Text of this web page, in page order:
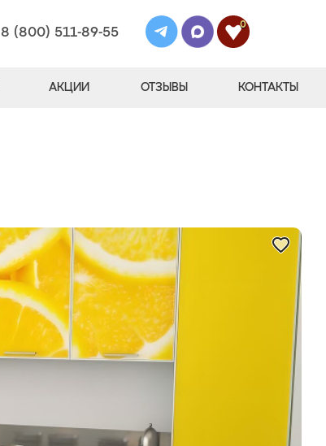
8 (800) 511-89-55
0
АКЦИИ ОТЗЫВЫ КОНТАКТЫ